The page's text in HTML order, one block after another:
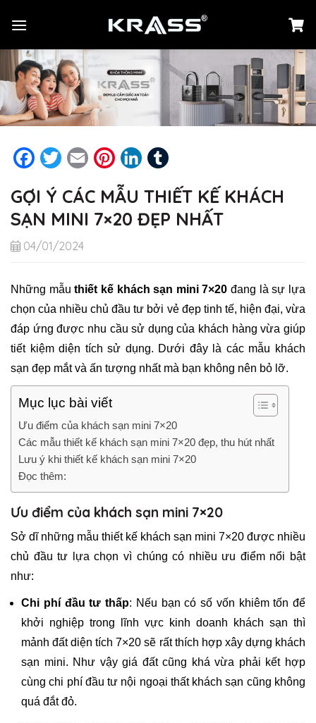
đến
dung
Facebook
TwitterEmail PinterestLinkedIn
GỢI Ý CÁC MẪU THIẾT KẾ KHÁCH
SẠN MINI 7×20 ĐẸP NHẤT
04/01/2024
Những mẫuthiết kế khách sạn mini 7×20 đang là sự lựa
chọn của nhiều chủ đầu tư bởi vẻ đẹp tinh tế, hiện đại, vừa
đáp ứng được nhu cầu sử dụng của khách hàng vừa giúp
tiết kiệm diện tích sử dụng. Dưới đây là các mẫu khách
sạn đẹp mắt và ấn tượng nhất mà bạn không nên bỏ lỡ.
Mục lục bài viết
Ưu điểm của khách sạn mini 7×20
Các mẫu thiết kế khách sạn mini 7×20 đẹp, thu hút nhất
Lưu ý khi thiết kế khách sạn mini 7×20
Đọc thêm:
Ưu điểm của khách sạn mini 7×20
Sở dĩ những mẫu thiết kế khách sạn mini 7×20 được nhiều
chủ đầu tư lựa chọn vì chúng có nhiều ưu điểm nổi bật
như:
Chi phí đầu tư thấp: Nếu bạn có số vốn khiêm tốn để
khởi nghiệp trong lĩnh vực kinh doanh khách sạn thì
mảnh đất diện tích 7×20 sẽ rất thích hợp xây dựng khách
sạn mini. Như vậy giá đất cũng khá vừa phải kết hợp
cùng chi phí đầu tư nội ngoại thất khách sạn cũng không
quá đắt đỏ.